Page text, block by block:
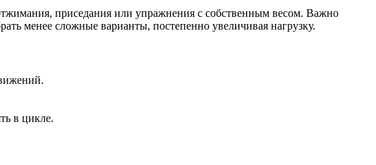
приседания или упражнения с собственным весом. Важно
менее сложные варианты, постепенно увеличивая нагрузку.
в цикле.